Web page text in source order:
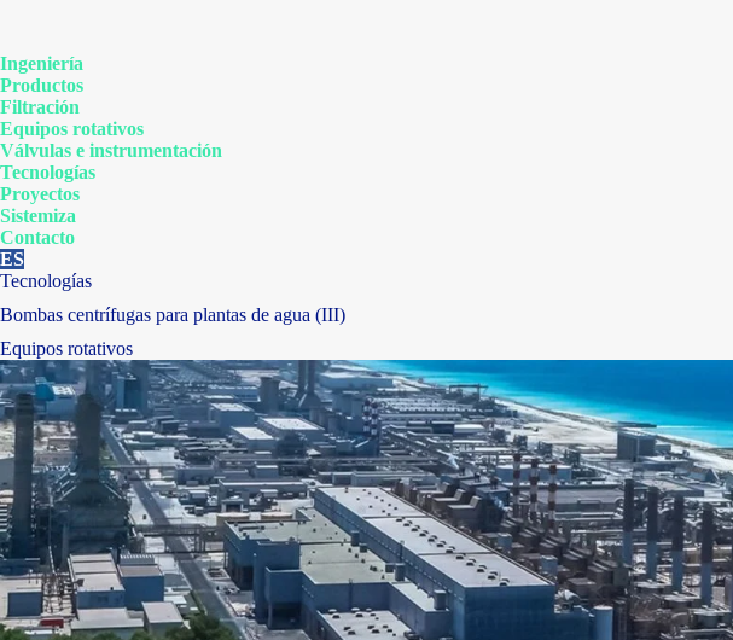
Ingeniería
Productos
Filtración
Equipos rotativos
Válvulas e instrumentación
Tecnologías
Proyectos
Sistemiza
Contacto
ES
Tecnologías
Bombas centrífugas para plantas de agua (III)
Equipos rotativos